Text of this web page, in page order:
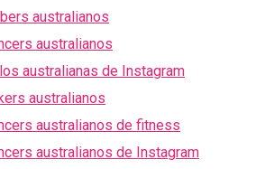
australianos
australianos
australianas de Instagram
australianos
australianos de fitness
australianos de Instagram